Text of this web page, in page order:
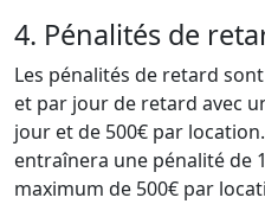
4. Pénalités de
Les pénalités de retard
et par jour de retard avec
jour et de 500€ par
entraînera une pénalité de
maximum de 500€ par